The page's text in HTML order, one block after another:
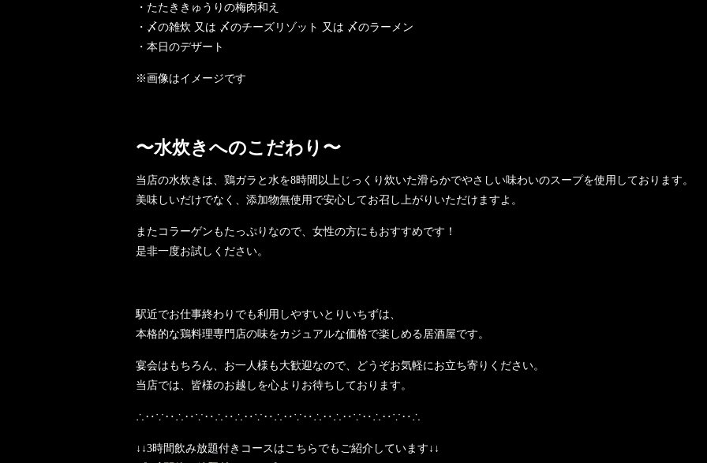
・たたききゅうりの梅肉和え
・〆の雑炊 又は 〆のチーズリゾット 又は 〆のラーメン
・本日のデザート
※画像はイメージです
〜水炊きへのこだわり〜
当店の水炊きは、鶏ガラと水を8時間以上じっくり炊いた滑らかでやさしい味わいのスープを使用しております。
美味しいだけでなく、添加物無使用で安心してお召し上がりいただけますよ。
またコラーゲンもたっぷりなので、女性の方にもおすすめです！
是非一度お試しください。
駅近でお仕事終わりでも利用しやすいとりいちずは、
本格的な鶏料理専門店の味をカジュアルな価格で楽しめる居酒屋です。
宴会はもちろん、お一人様も大歓迎なので、どうぞお気軽にお立ち寄りください。
当店では、皆様のお越しを心よりお待ちしております。
∴‥∵‥∴‥∵‥∴‥∴‥∵‥∴‥∵‥∴‥∴‥∵‥∴‥∵‥∴
↓↓3時間飲み放題付きコースはこちらでもご紹介しています↓↓